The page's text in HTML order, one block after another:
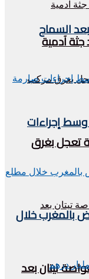
آدمية
تعجل بغرق
تيتان بعد
السماح
إجراءات
بالمغرب خلال